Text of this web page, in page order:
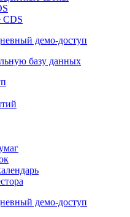
свопы
CDS
базу данных